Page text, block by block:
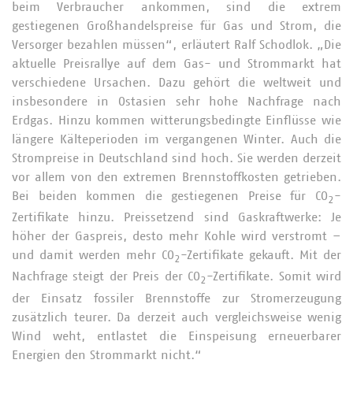
beim Verbraucher ankommen, sind die extrem
gestiegenen Großhandelspreise für Gas und Strom, die
Versorger bezahlen müssen“, erläutert Ralf Schodlok. „Die
aktuelle Preisrallye auf dem Gas- und Strommarkt hat
verschiedene Ursachen. Dazu gehört die weltweit und
insbesondere in Ostasien sehr hohe Nachfrage nach
Erdgas. Hinzu kommen witterungsbedingte Einflüsse wie
längere Kälteperioden im vergangenen Winter. Auch die
Strompreise in Deutschland sind hoch. Sie werden derzeit
vor allem von den extremen Brennstoffkosten getrieben.
Bei beiden kommen die gestiegenen Preise für CO2 -
Zertifikate hinzu. Preissetzend sind Gaskraftwerke: Je
höher der Gaspreis, desto mehr Kohle wird verstromt –
und damit werden mehr CO2 -Zertifikate gekauft. Mit der
Nachfrage steigt der Preis der CO2 -Zertifikate. Somit wird
der Einsatz fossiler Brennstoffe zur Stromerzeugung
zusätzlich teurer. Da derzeit auch vergleichsweise wenig
Wind weht, entlastet die Einspeisung erneuerbarer
Energien den Strommarkt nicht.“